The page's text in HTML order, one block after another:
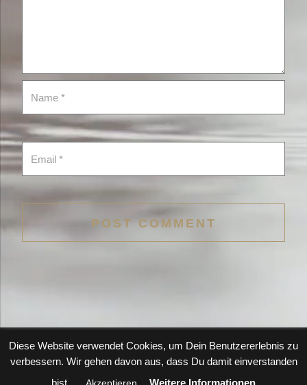
Copyright © 2022 Danae Dörken, All rights reserved
Diese Website verwendet Cookies, um Dein Benutzererlebnis zu
verbessern. Wir gehen davon aus, dass Du damit einverstanden
bist.
Weitere Informationen